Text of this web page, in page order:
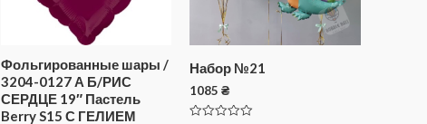
Фольгированные шары /
3204-0127 А Б/РИС
СЕРДЦЕ 19″ Пастель
Berry S15 С ГЕЛИЕМ
Набор №21
1085₴